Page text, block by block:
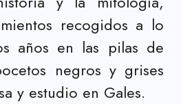
recogidos a lo
años en las pilas de
negros y grises
y estudio en Gales.